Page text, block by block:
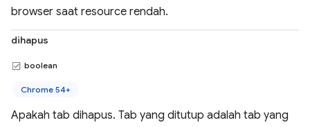
browser saat resource rendah.
dihapus
boolean
Chrome 54+
Apakah tab dihapus. Tab yang ditutup adalah tab yang